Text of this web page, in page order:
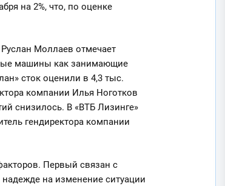
на 2%, что, по оценке
Моллаев отмечает
машины как занимающие
сток оценили в 4,3 тыс.
компании Илья Ноготков
снизилось. В «ВТБ Лизинге»
гендиректора компании
Первый связан с
на изменение ситуации